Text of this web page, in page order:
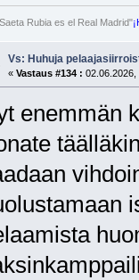
Rubia es el Real Madrid"
Vs: Huhuja
« Vastaus #134 : 02.06.2026,
enemmän